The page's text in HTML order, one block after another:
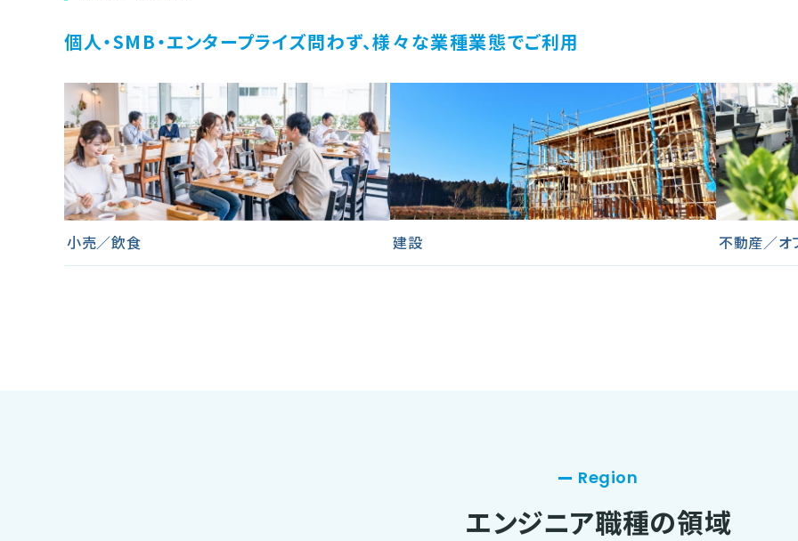
個人・SMB・エンタープライズ問わず、様々な業種業態でご利用
小売／飲食 建設 不動産／オ
Region
エンジニア職種の領域